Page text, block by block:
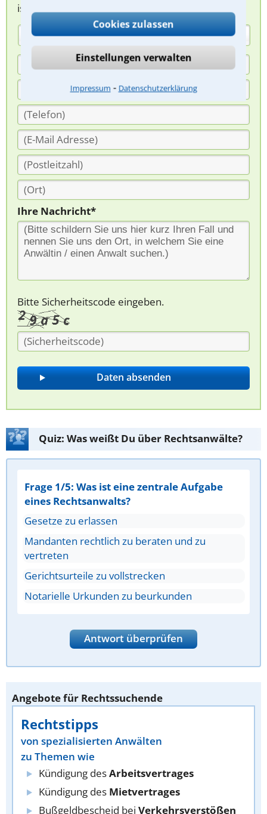
Cookies zulassen
Einstellungen verwalten
Impressum ⁃ Datenschutzerklärung
ist für Sie kostenlos.
(Anrede)
Ihre Nachricht*
Bitte Sicherheitscode eingeben.
Quiz: Was weißt Du über Rechtsanwälte?
Frage 1/5: Was ist eine zentrale Aufgabe
eines Rechtsanwalts?
Gesetze zu erlassen
Mandanten rechtlich zu beraten und zu
vertreten
Gerichtsurteile zu vollstrecken
Notarielle Urkunden zu beurkunden
Antwort überprüfen
Angebote für Rechtssuchende
Rechtstipps
von spezialisierten Anwälten
zu Themen wie
Kündigung desArbeitsvertrages
Kündigung des Mietvertrages
Bußgeldbescheid bei Verkehrsverstößen